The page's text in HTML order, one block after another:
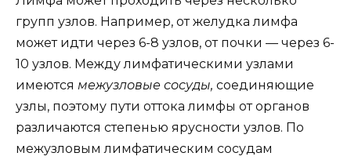
групп узлов. Например, от желудка лимфа
может идти через 6-8 узлов, от почки — через 6-
10 узлов. Между лимфатическими узлами
имеются межузловые сосуды, соединяющие
узлы, поэтому пути оттока лимфы от органов
различаются степенью ярусности узлов. По
межузловым лимфатическим сосудам